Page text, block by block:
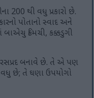
200 થી વધુ પ્રકારો છે.
પોતાનો સ્વાદ અને
કિમચી, કક્કડુગી
રસપ્રદ બનાવે છે. તે એ પણ
વધુ છે; તે ઘણા ઉપયોગો